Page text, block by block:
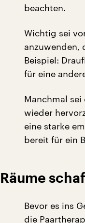
beachten.
Wichtig sei
anzuwenden,
Beispiel:
für eine
Manchmal sei
wieder
eine starke
bereit für ein
Räume
Bevor es ins
die